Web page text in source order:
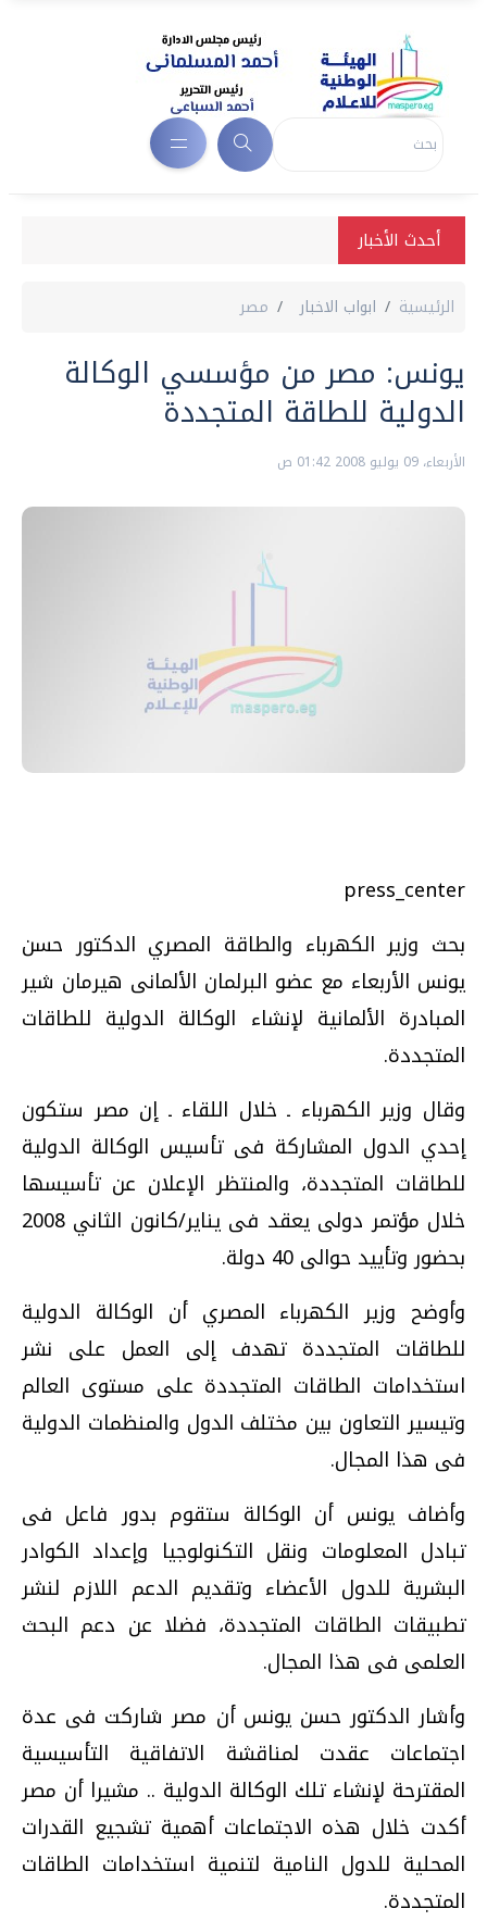
أحدث الأخبار
الرئيسية ابواب الاخبار مصر
يونس: مصر من مؤسسي الوكالة
الدولية للطاقة المتجددة
الأربعاء، 09 يوليو 2008 01:42 ص
press_center
بحث وزير الكهرباء والطاقة المصري الدكتور حسن
يونس الأربعاء مع عضو البرلمان الألمانى هيرمان شير
المبادرة الألمانية لإنشاء الوكالة الدولية للطاقات
المتجددة.
وقال وزير الكهرباء ـ خلال اللقاء ـ إن مصر ستكون
إحدي الدول المشاركة فى تأسيس الوكالة الدولية
للطاقات المتجددة، والمنتظر الإعلان عن تأسيسها
خلال مؤتمر دولى يعقد فى يناير/كانون الثاني 2008
بحضور وتأييد حوالى 40 دولة.
وأوضح وزير الكهرباء المصري أن الوكالة الدولية
للطاقات المتجددة تهدف إلى العمل على نشر
استخدامات الطاقات المتجددة على مستوى العالم
وتيسير التعاون بين مختلف الدول والمنظمات الدولية
فى هذا المجال.
وأضاف يونس أن الوكالة ستقوم بدور فاعل فى
تبادل المعلومات ونقل التكنولوجيا وإعداد الكوادر
البشرية للدول الأعضاء وتقديم الدعم اللازم لنشر
تطبيقات الطاقات المتجددة، فضلا عن دعم البحث
العلمى فى هذا المجال.
وأشار الدكتور حسن يونس أن مصر شاركت فى عدة
اجتماعات عقدت لمناقشة الاتفاقية التأسيسية
المقترحة لإنشاء تلك الوكالة الدولية .. مشيرا أن مصر
أكدت خلال هذه الاجتماعات أهمية تشجيع القدرات
المحلية للدول النامية لتنمية استخدامات الطاقات
المتجددة.